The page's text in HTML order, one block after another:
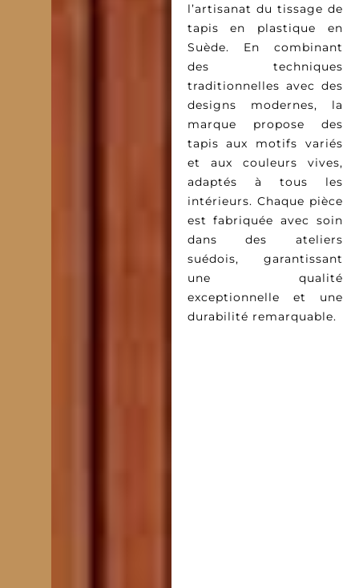
l’artisanat du tissage de
tapis en plastique en
Suède. En combinant
des techniques
traditionnelles avec des
designs modernes, la
marque propose des
tapis aux motifs variés
et aux couleurs vives,
adaptés à tous les
intérieurs. Chaque pièce
est fabriquée avec soin
dans des ateliers
suédois, garantissant
une qualité
exceptionnelle et une
durabilité remarquable.